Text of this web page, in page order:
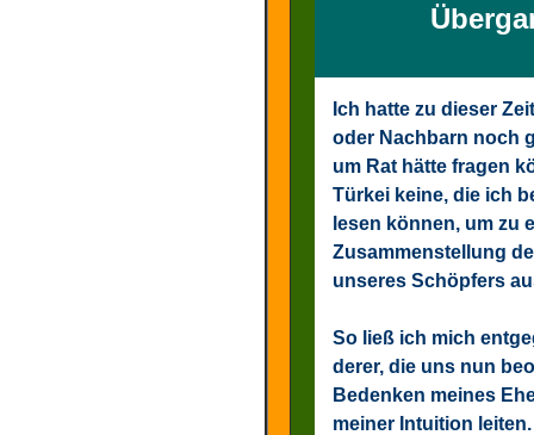
Ich hatte zu dieser
oder Nachbarn noch
um Rat hätte fragen
Türkei keine, die ich
lesen können, um zu
Zusammenstellung
unseres Schöpfers
So ließ ich mich
derer, die uns nun
Bedenken meines
meiner Intuition leiten.